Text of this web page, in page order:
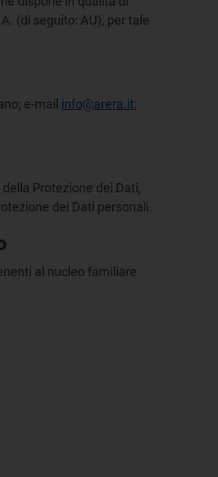
(di seguito: AU), per tale
e-mail info@arera.it;
Protezione dei Dati,
dei Dati personali.
al nucleo familiare